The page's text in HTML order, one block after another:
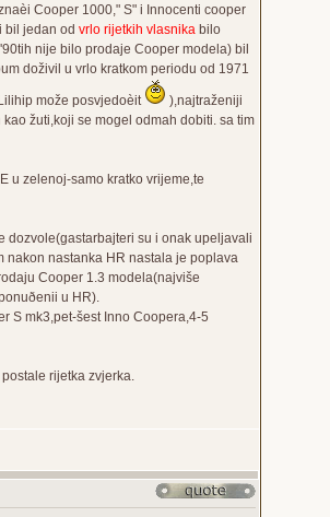
Cooper 1000," S" i Innocenti cooper
bil jedan od vrlo rijetkih vlasnika bilo
nije bilo prodaje Cooper modela) bil
doživil u vrlo kratkom periodu od 1971
može posvjedoèit
),najtraženiji
žuti,koji se mogel odmah dobiti. sa tim
u zelenoj-samo kratko vrijeme,te
dozvole(gastarbajteri su i onak upeljavali
nakon nastanka HR nastala je poplava
Cooper 1.3 modela(najviše
u HR).
S mk3,pet-šest Inno Coopera,4-5
rijetka zvjerka.